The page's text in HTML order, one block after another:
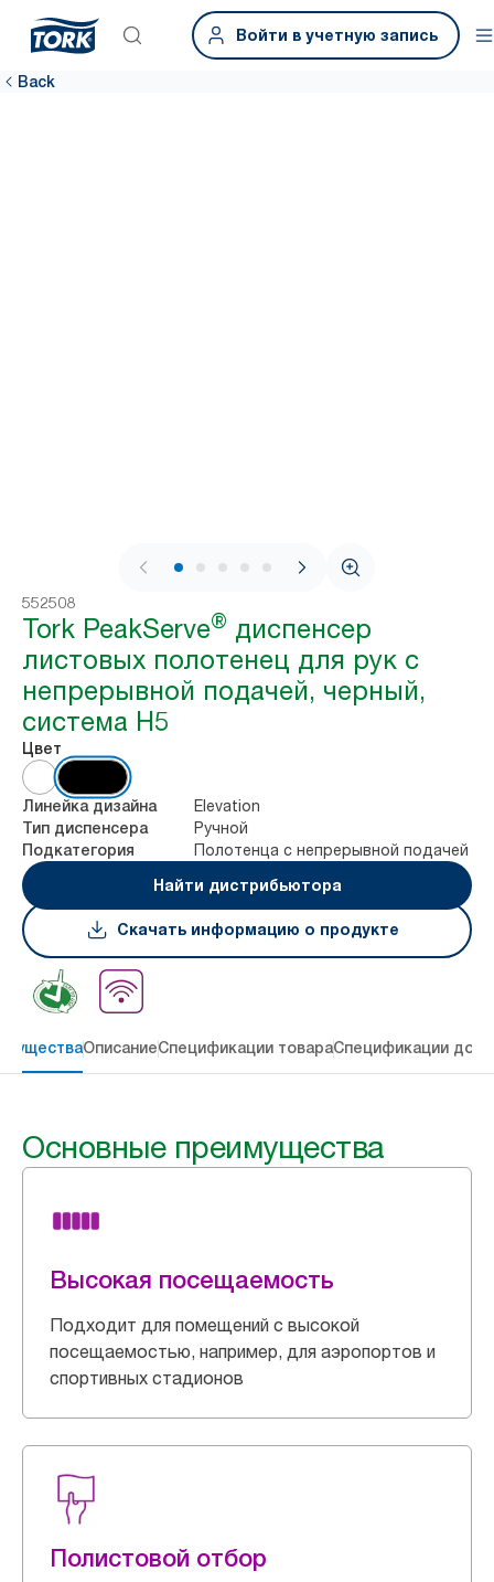
Войти в учетную запись
Back
1 / 8
552508
Tork PeakServe® диспенсер
листовых полотенец для рук с
непрерывной подачей, черный,
система H5
Цвет
Линейка дизайна Elevation
Тип диспенсера Ручной
Подкатегория
Полотенца с непрерывной подачей
Найти дистрибьютора
Скачать информацию о продукте
ОписаниеСпецификации товараСпецификации
Основные преимущества
Высокая посещаемость
Подходит для помещений с высокой
посещаемостью, например, для аэропортов и
спортивных стадионов
Полистовой отбор